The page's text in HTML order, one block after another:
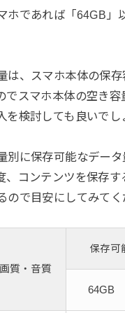
ホであれば「64GB」
は、スマホ本体の保存
でスマホ本体の空き
を検討しても良いでし
別に保存可能なデー
、コンテンツを保存す
ので目安にしてみてく
画質・音質
保存可
64GB